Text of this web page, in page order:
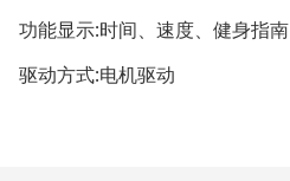
功能显示:时间、速度、健身指南
驱动方式:电机驱动